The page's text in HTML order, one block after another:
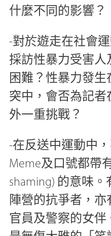
什麼不同的影響？
-對於遊走在社會
採訪性暴力受害人
困難？性暴力發
突中，會否為記者
外一重挑戰？
-在反送中運動中
Meme及口號都帶
shaming) 的意味。
陣營的抗爭者，
官員及警察的女伴